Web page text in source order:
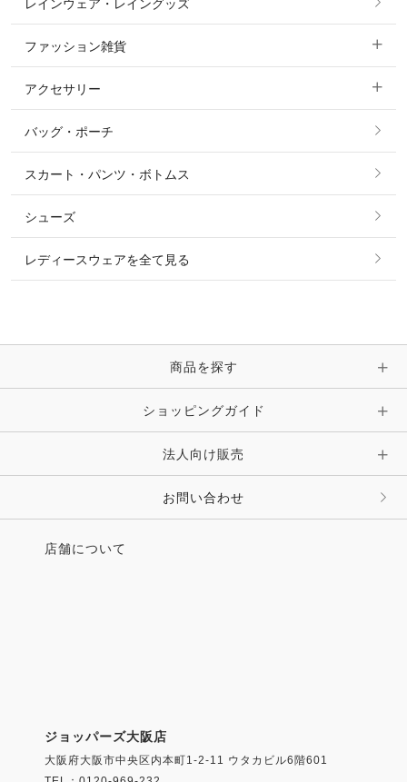
ニット・セーター
シャツ・ブラウス・ワンピース
ジャケット・ブルゾン
すべての競技用ウェア
ショージャケット
ショーシャツ
レインウェア・レイングッズ
ファッション雑貨
すべてのファッション雑貨
ソックス
ベルト
時計・財布・キーケース・革小物
キーホルダー・チャーム・ストラップ
その他 ファッション雑貨
アクセサリー
すべてのアクセサリー
リング
ピアス・イヤリング
ピン・ブローチ・コサージュ
その他 アクセサリー
バッグ・ポーチ
スカート・パンツ・ボトムス
シューズ
レディースウェアを全て見る
商品を探す
ショッピングガイド
法人向け販売
お問い合わせ
店舗について
ジョッパーズ大阪店
大阪府大阪市中央区内本町1-2-11 ウタカビル6階601